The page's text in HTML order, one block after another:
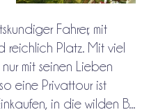
Fahrer, mit
reichlich Platz. Mit viel
mit seinen Lieben
eine Privattour ist
in die wilden B...